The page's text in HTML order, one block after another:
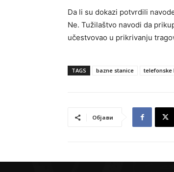
Da li su dokazi potvrdili
Ne. Tužilaštvo navodi da
učestvovao u prikrivanju
TAGS bazne stanice telefonske
Објави